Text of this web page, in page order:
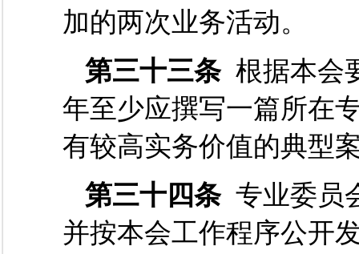
加的两次业务活动
第三十三条 根据本会
年至少应撰写一篇所在
有较高实务价值的典型
第三十四条 专业委员
并按本会工作程序公开